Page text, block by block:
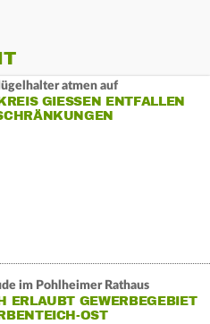
atmen auf
GIESSEN ENTFALLEN B
im Pohlheimer Rathaus
ERLAUBT GEWERBEGEBIET
OST